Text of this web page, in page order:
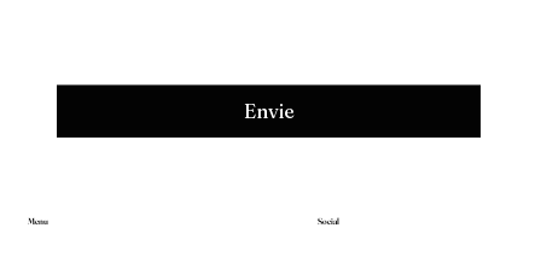
Menu Social
Envie